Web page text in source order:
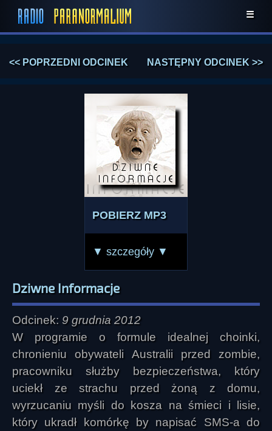
☰
<< POPRZEDNI ODCINEK NASTĘPNY ODCINEK >>
POBIERZ MP3
▼ szczegóły ▼
Dziwne Informacje
Odcinek: 9 grudnia 2012
W programie o formule idealnej choinki,
chronieniu obywateli Australii przed zombie,
pracowniku służby bezpieczeństwa, który
uciekł ze strachu przed żoną z domu,
wyrzucaniu myśli do kosza na śmieci i lisie,
który ukradł komórkę by napisać SMS-a do